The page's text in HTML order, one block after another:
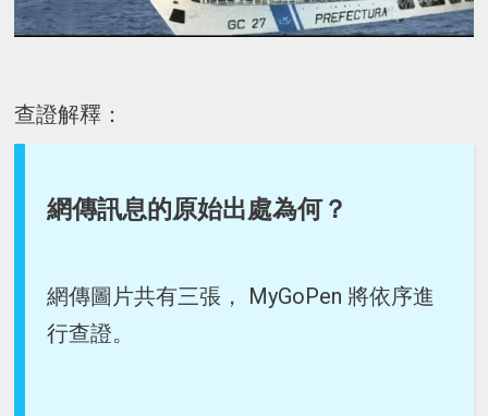
查證解釋：
網傳訊息的原始出處為何？
網傳圖片共有三張， MyGoPen 將依序進
行查證。